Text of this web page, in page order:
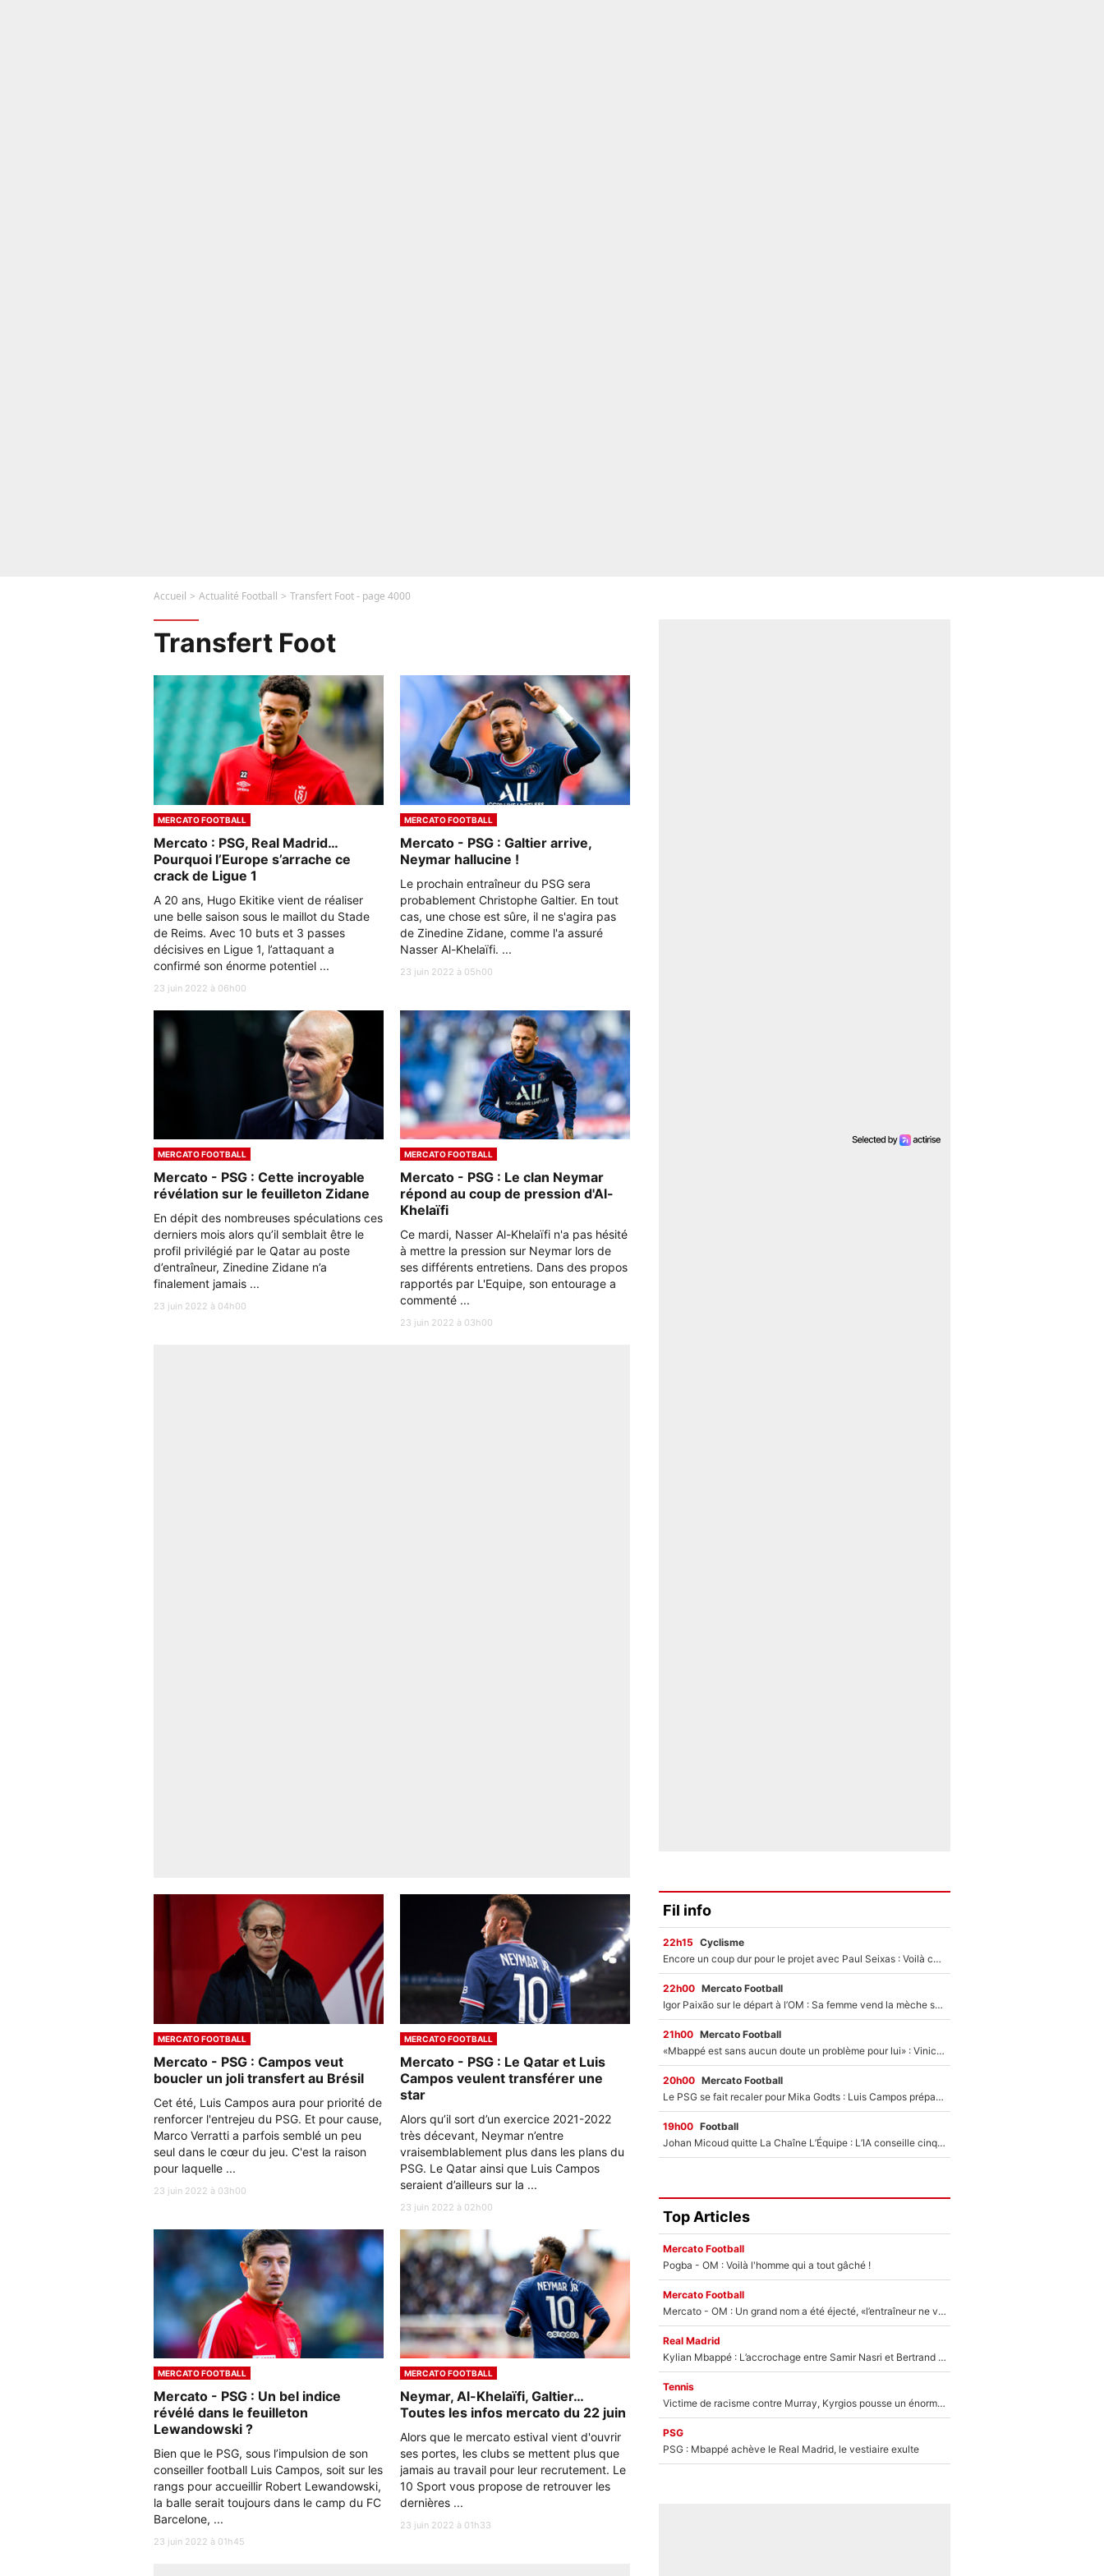
Accueil Actualité Football Transfert Foot - page 4000
Transfert Foot
MERCATO FOOTBALL
Mercato : PSG, Real Madrid…
Pourquoi l’Europe s’arrache ce
crack de Ligue 1
A 20 ans, Hugo Ekitike vient de réaliser
une belle saison sous le maillot du Stade
de Reims. Avec 10 buts et 3 passes
décisives en Ligue 1, l’attaquant a
confirmé son énorme potentiel ...
23 juin 2022 à 06h00
MERCATO FOOTBALL
Mercato - PSG : Galtier arrive,
Neymar hallucine !
Le prochain entraîneur du PSG sera
probablement Christophe Galtier. En tout
cas, une chose est sûre, il ne s'agira pas
de Zinedine Zidane, comme l'a assuré
Nasser Al-Khelaïfi. ...
23 juin 2022 à 05h00
MERCATO FOOTBALL
Mercato - PSG : Cette incroyable
révélation sur le feuilleton Zidane
En dépit des nombreuses spéculations ces
derniers mois alors qu’il semblait être le
profil privilégié par le Qatar au poste
d’entraîneur, Zinedine Zidane n’a
finalement jamais ...
23 juin 2022 à 04h00
MERCATO FOOTBALL
Mercato - PSG : Le clan Neymar
répond au coup de pression d'Al-
Khelaïfi
Ce mardi, Nasser Al-Khelaïfi n'a pas hésité
à mettre la pression sur Neymar lors de
ses différents entretiens. Dans des propos
rapportés par L'Equipe, son entourage a
commenté ...
23 juin 2022 à 03h00
MERCATO FOOTBALL
Mercato - PSG : Campos veut
boucler un joli transfert au Brésil
Cet été, Luis Campos aura pour priorité de
renforcer l'entrejeu du PSG. Et pour cause,
Marco Verratti a parfois semblé un peu
seul dans le cœur du jeu. C'est la raison
pour laquelle ...
23 juin 2022 à 03h00
MERCATO FOOTBALL
Mercato - PSG : Le Qatar et Luis
Campos veulent transférer une
star
Alors qu’il sort d’un exercice 2021-2022
très décevant, Neymar n’entre
vraisemblablement plus dans les plans du
PSG. Le Qatar ainsi que Luis Campos
seraient d’ailleurs sur la ...
23 juin 2022 à 02h00
MERCATO FOOTBALL
Mercato - PSG : Un bel indice
révélé dans le feuilleton
Lewandowski ?
Bien que le PSG, sous l’impulsion de son
conseiller football Luis Campos, soit sur les
rangs pour accueillir Robert Lewandowski,
la balle serait toujours dans le camp du FC
Barcelone, ...
23 juin 2022 à 01h45
MERCATO FOOTBALL
Neymar, Al-Khelaïfi, Galtier…
Toutes les infos mercato du 22 juin
Alors que le mercato estival vient d'ouvrir
ses portes, les clubs se mettent plus que
jamais au travail pour leur recrutement. Le
10 Sport vous propose de retrouver les
dernières ...
23 juin 2022 à 01h33
Fil info
22h15 Cyclisme
Encore un coup dur pour le projet avec Paul Seixas : Voilà ce qui bloque le transfert d’un coureur chez Decathlon-CMA CGM
22h00 Mercato Football
Igor Paixão sur le départ à l’OM : Sa femme vend la mèche sur les réseaux sociaux pour son transfert ?
21h00 Mercato Football
«Mbappé est sans aucun doute un problème pour lui» : Vinicius Jr bientôt sacrifié par le Real Madrid ?
20h00 Mercato Football
Le PSG se fait recaler pour Mika Godts : Luis Campos prépare déjà une nouvelle offensive pour boucler son transfert !
19h00 Football
Johan Micoud quitte La Chaîne L’Équipe : L’IA conseille cinq noms à Olivier Ménard pour le remplacer dans L’Équipe du Soir
Top Articles
Mercato Football
Pogba - OM : Voilà l'homme qui a tout gâché !
Mercato Football
Mercato - OM : Un grand nom a été éjecté, «l’entraîneur ne voulait pas me conserver»
Real Madrid
Kylian Mbappé : L’accrochage entre Samir Nasri et Bertrand Latour sur Canal+
Tennis
Victime de racisme contre Murray, Kyrgios pousse un énorme coup de gueule !
PSG
PSG : Mbappé achève le Real Madrid, le vestiaire exulte